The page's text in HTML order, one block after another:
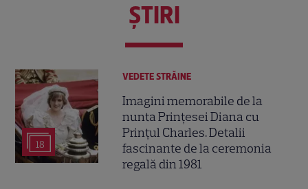
ŞTIRI
18
VEDETE STRĂINE
Imagini memorabile de la
nunta Prințesei Diana cu
Prințul Charles. Detalii
fascinante de la ceremonia
regală din 1981